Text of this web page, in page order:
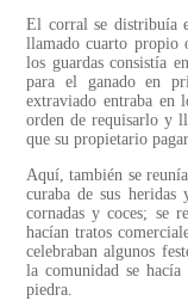
El corral se distribuía
llamado cuarto propio
los guardas consistía
para el ganado en
extraviado entraba en
orden de requisarlo y
que su propietario
Aquí, también se
curaba de sus
cornadas y coces; se
hacían tratos
celebraban algunos
la comunidad se hacía
piedra.